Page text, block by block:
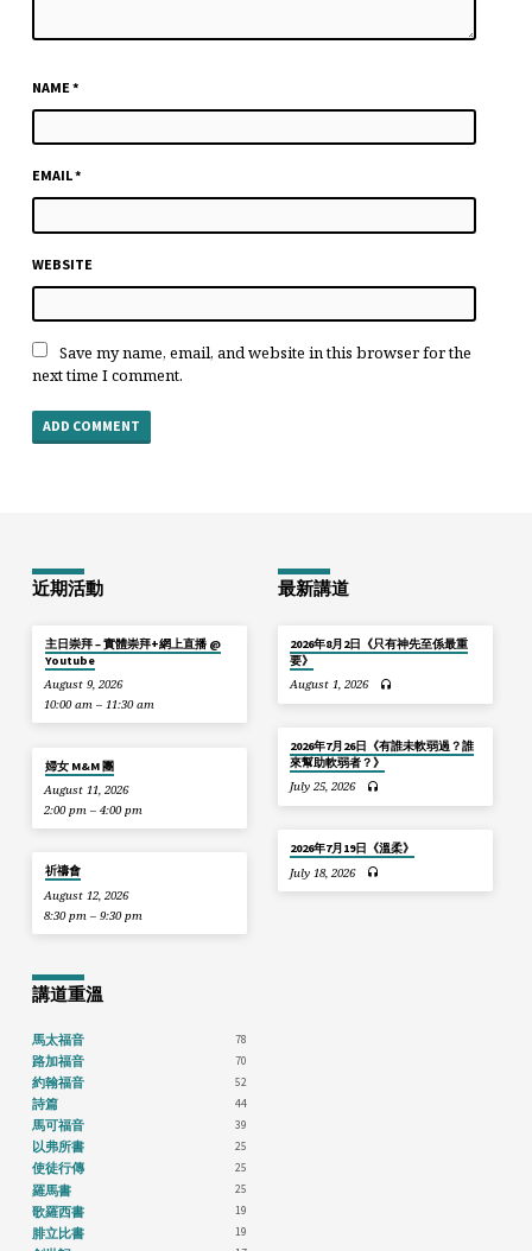
NAME *
EMAIL*
WEBSITE
Save my name, email, and website in this browser for the
next time I comment.
近期活動
主日崇拜 – 實體崇拜+網上直播 @
Youtube
August 9, 2026
10:00 am – 11:30 am
婦女 M&M 團
August 11, 2026
2:00 pm – 4:00 pm
祈禱會
August 12, 2026
8:30 pm – 9:30 pm
最新講道
2026年8月2日《只有神先至係最重
要》
August 1, 2026
2026年7月26日《有誰未軟弱過？誰
來幫助軟弱者？》
July 25, 2026
2026年7月19日《溫柔》
July 18, 2026
講道重溫
馬太福音 78
路加福音 70
約翰福音 52
詩篇 44
馬可福音 39
以弗所書 25
使徒行傳 25
羅馬書 25
歌羅西書 19
腓立比書 19